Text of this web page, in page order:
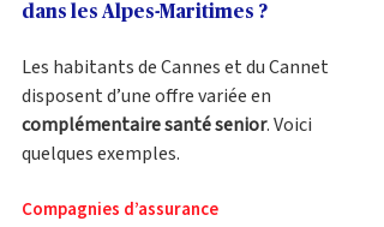
dans les Alpes-Maritimes ?
Les habitants de Cannes et du Cannet
disposent d’une offre variée en
complémentaire santé senior. Voici
quelques exemples.
Compagnies d’assurance